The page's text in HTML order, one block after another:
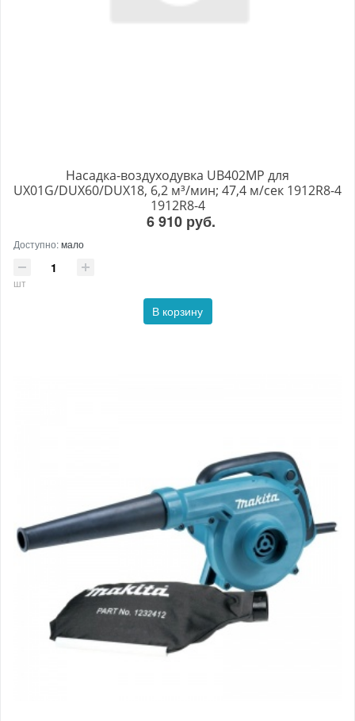
Насадка-воздуходувка UB402MP для
UX01G/DUX60/DUX18, 6,2 м³/мин; 47,4 м/сек 1912R8-4
1912R8-4
6 910 руб.
Доступно:мало
шт
В корзину